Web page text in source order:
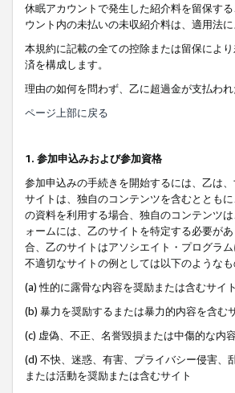
休眠アカウントで発生した紹介料を留保す
ウント内の未払いの未収紹介料は、適用法
本規約に記載の全ての控除または留保によ
済を構成します。
理由の如何を問わず、乙に超過金が支払わ
ページ上部に戻る
1. 参加申込みおよび参加資格
参加申込みの手続きを開始するには、乙は
サイトは、独自のコンテンツを含むととも
の資料を利用する場合、独自のコンテンツ
ォームには、乙のサイトを特定する必要が
合、乙のサイトはアソシエイト・プログラ
不適切なサイトの例としては以下のようなも
(a) 性的に露骨な内容を奨励または含むサイト
(b) 暴力を奨励するまたは暴力的内容を含む
(c) 虚偽、不正、名誉毀損または中傷的な内
(d) 不快、迷惑、有害、プライバシー侵害、
または活動を奨励または含むサイト